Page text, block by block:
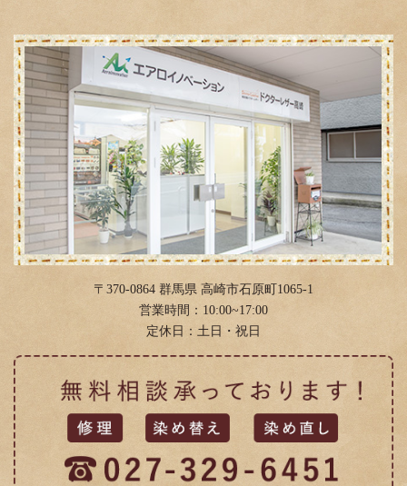
2020年8月(1)
2020年4月 (1)
2019年12月 (1)
2019年8月
2018年12月 (1)
2018年5月
2018年1月
〒370-0864 群馬県 高崎市石原町1065-1
営業時間：10:00~17:00
定休日：土日・祝日